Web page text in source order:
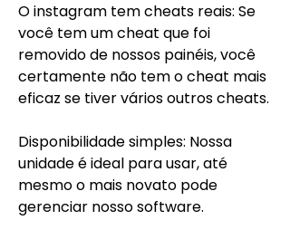
O instagram tem cheats reais: Se
você tem um cheat que foi
removido de nossos painéis, você
certamente não tem o cheat mais
eficaz se tiver vários outros cheats.
Disponibilidade simples: Nossa
unidade é ideal para usar, até
mesmo o mais novato pode
gerenciar nosso software.